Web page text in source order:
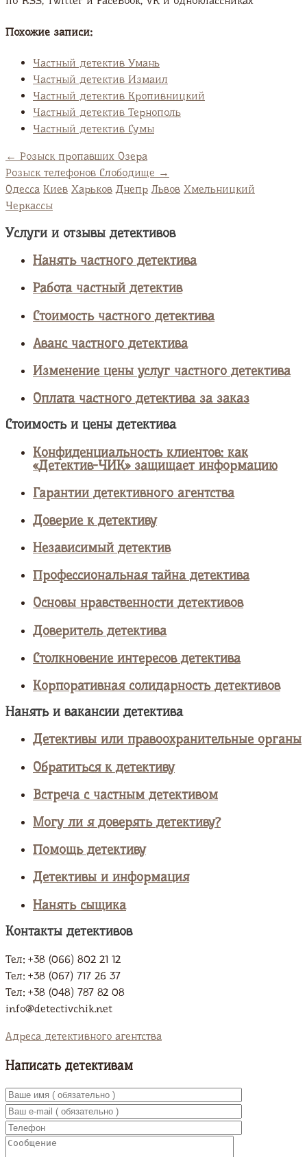
Похожие записи:
Частный детектив Умань
Частный детектив Измаил
Частный детектив Кропивницкий
Частный детектив Тернополь
Частный детектив Сумы
← Розыск пропавших Озера
Розыск телефонов Слободище →
Одесса Киев Харьков Днепр Львов Хмельницкий
Черкассы
Услуги и отзывы детективов
Нанять частного детектива
Работа частный детектив
Стоимость частного детектива
Аванс частного детектива
Изменение цены услуг частного детектива
Оплата частного детектива за заказ
Стоимость и цены детектива
Конфиденциальность клиентов: как
«Детектив-ЧИК» защищает информацию
Гарантии детективного агентства
Доверие к детективу
Независимый детектив
Профессиональная тайна детектива
Основы нравственности детективов
Доверитель детектива
Столкновение интересов детектива
Корпоративная солидарность детективов
Нанять и вакансии детектива
Детективы или правоохранительные органы
Обратиться к детективу
Встреча с частным детективом
Могу ли я доверять детективу?
Помощь детективу
Детективы и информация
Нанять сыщика
Контакты детективов
Тел: +38 (066) 802 21 12
Тел: +38 (067) 717 26 37
Тел: +38 (048) 787 82 08
info@detectivchik.net
Адреса детективного агентства
Написать детективам